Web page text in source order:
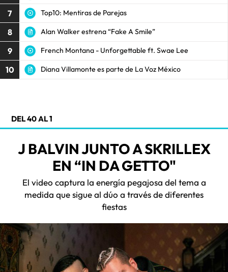
7 Top10: Mentiras de Parejas
8 Alan Walker estrena “Fake A Smile”
9 French Montana - Unforgettable ft. Swae Lee
10 Diana Villamonte es parte de La Voz México
DEL 40 AL 1
J BALVIN JUNTO A SKRILLEX
EN “IN DA GETTO"
El video captura la energía pegajosa del tema a
medida que sigue al dúo a través de diferentes
fiestas